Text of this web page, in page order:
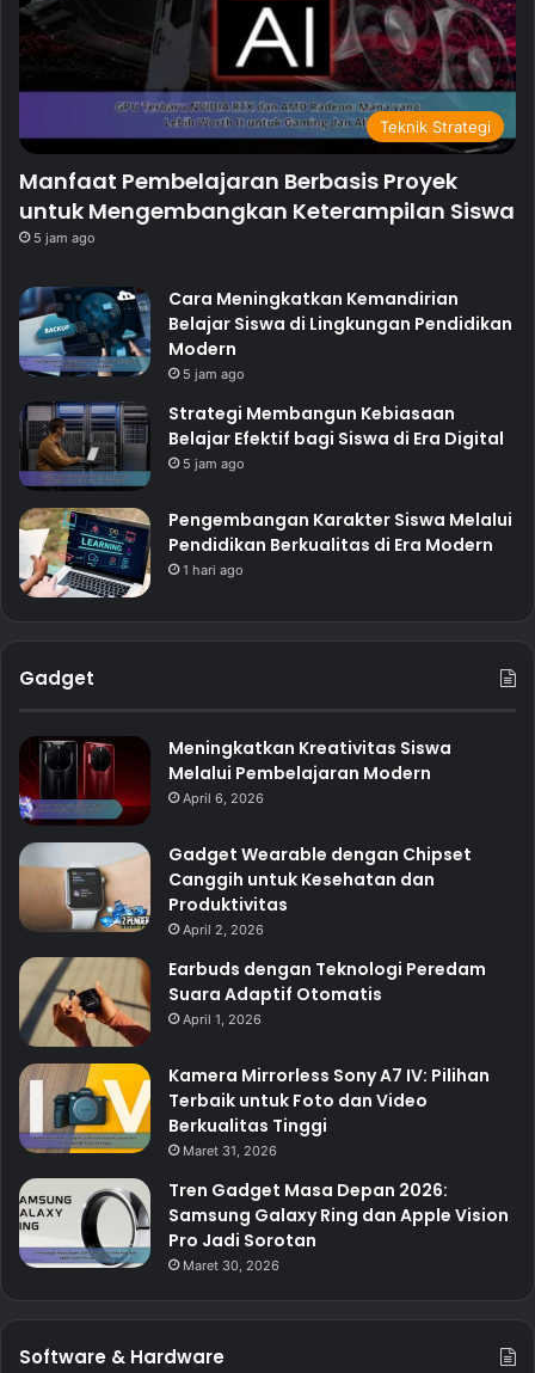
Teknik Strategi
Manfaat Pembelajaran Berbasis Proyek
untuk Mengembangkan Keterampilan Siswa
5 jam ago
Cara Meningkatkan Kemandirian
Belajar Siswa di Lingkungan Pendidikan
Modern
5 jam ago
Strategi Membangun Kebiasaan
Belajar Efektif bagi Siswa di Era Digital
5 jam ago
Pengembangan Karakter Siswa Melalui
Pendidikan Berkualitas di Era Modern
1 hari ago
Gadget
Meningkatkan Kreativitas Siswa
Melalui Pembelajaran Modern
April 6, 2026
Gadget Wearable dengan Chipset
Canggih untuk Kesehatan dan
Produktivitas
April 2, 2026
Earbuds dengan Teknologi Peredam
Suara Adaptif Otomatis
April 1, 2026
Kamera Mirrorless Sony A7 IV: Pilihan
Terbaik untuk Foto dan Video
Berkualitas Tinggi
Maret 31, 2026
Tren Gadget Masa Depan 2026:
Samsung Galaxy Ring dan Apple Vision
Pro Jadi Sorotan
Maret 30, 2026
Software & Hardware